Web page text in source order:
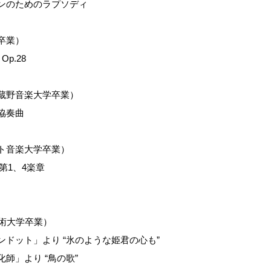
ためのラプソディ
）
音楽大学卒業）
奏曲
楽大学卒業）
1、4楽章
学卒業）
ト」より “氷のような姫君の心も”
」より “鳥の歌”